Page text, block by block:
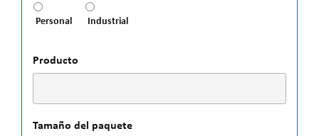
Personal Industrial
Producto
Tamaño del paquete